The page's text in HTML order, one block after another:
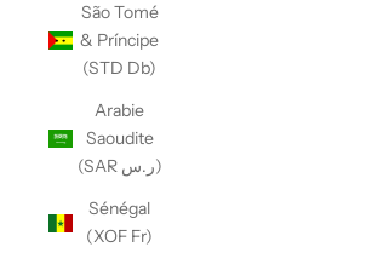
São Tomé
& Príncipe
(STD Db)
Arabie
Saoudite
(SAR ر.س)
Sénégal
(XOF Fr)